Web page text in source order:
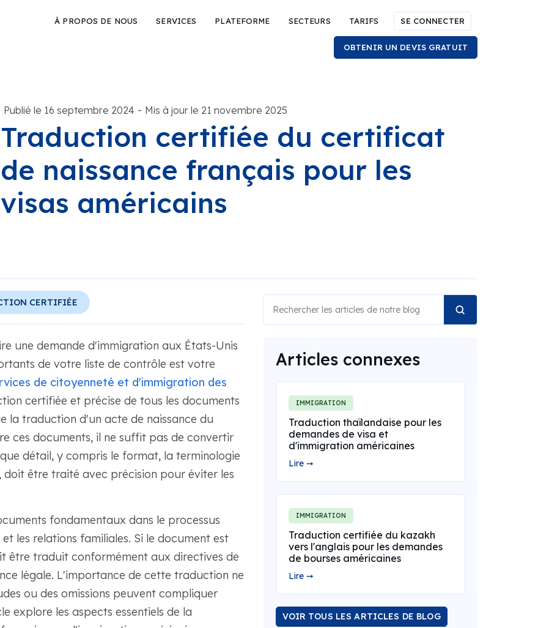
À PROPOS DE NOUS SERVICES PLATEFORME SECTEURS TARIFS SE CONNECTER
OBTENIR UN DEVIS GRATUIT
Publié le 16 septembre 2024 - Mis à jour le 21 novembre 2025
Traduction certifiée du certificat
de naissance français pour les
visas américains
CERTIFIÉE
une demande d'immigration aux États-Unis
de votre liste de contrôle est votre
de citoyenneté et d'immigration des
certifiée et précise de tous les documents
la traduction d'un acte de naissance du
ces documents, il ne suffit pas de convertir
détail, y compris le format, la terminologie
doit être traité avec précision pour éviter les
fondamentaux dans le processus
les relations familiales. Si le document est
être traduit conformément aux directives de
légale. L'importance de cette traduction ne
ou des omissions peuvent compliquer
explore les aspects essentiels de la
Articles connexes
IMMIGRATION
Traduction thaïlandaise pour les
demandes de visa et
d'immigration américaines
Lire ➞
IMMIGRATION
Traduction certifiée du kazakh
vers l'anglais pour les demandes
de bourses américaines
Lire ➞
VOIR TOUS LES ARTICLES DE BLOG